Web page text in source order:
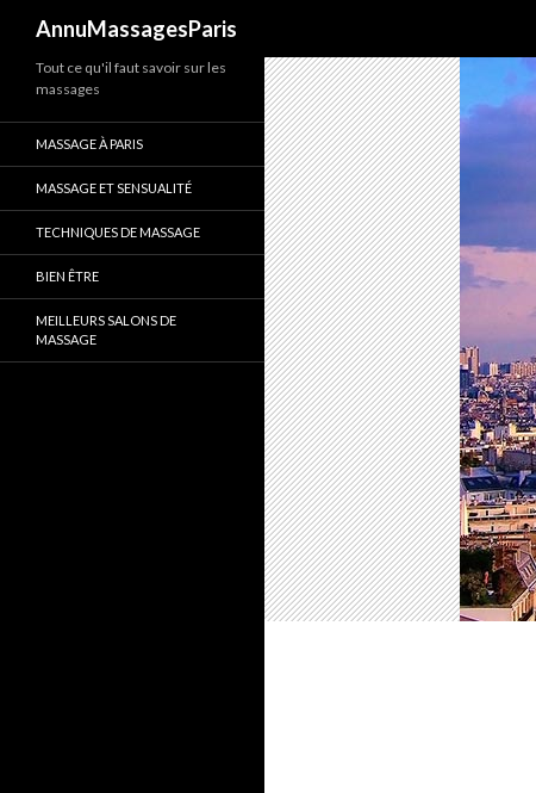
AnnuMassagesParis
Tout ce qu'il faut savoir sur les
massages
MASSAGE À PARIS
MASSAGE ET SENSUALITÉ
TECHNIQUES DE MASSAGE
BIEN ÊTRE
MEILLEURS SALONS DE
MASSAGE